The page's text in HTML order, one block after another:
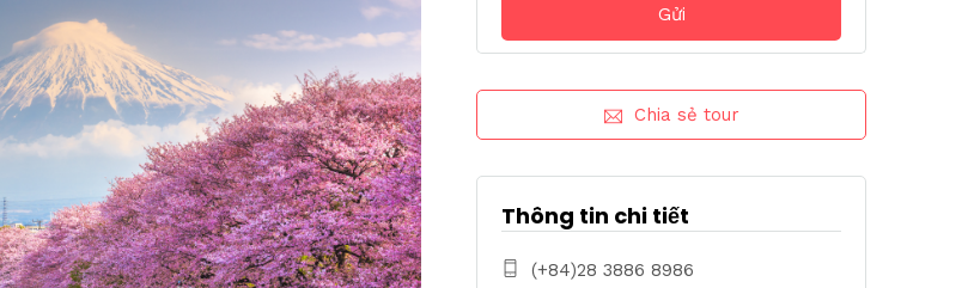
Chia sẻ tour
Thông tin chi tiết
(+84)28 3886 8986